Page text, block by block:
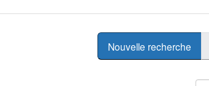
Nouvelle recherche